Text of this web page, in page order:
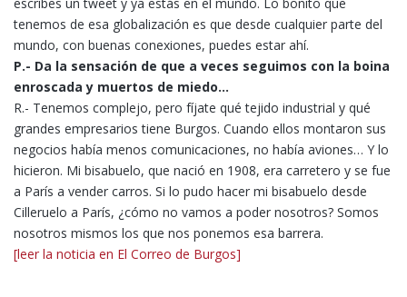
tenemos de esa globalización es que desde cualquier parte del
mundo, con buenas conexiones, puedes estar ahí.
P.- Da la sensación de que a veces seguimos con la boina
enroscada y muertos de miedo…
R.- Tenemos complejo, pero fíjate qué tejido industrial y qué
grandes empresarios tiene Burgos. Cuando ellos montaron sus
negocios había menos comunicaciones, no había aviones… Y lo
hicieron. Mi bisabuelo, que nació en 1908, era carretero y se fue
a París a vender carros. Si lo pudo hacer mi bisabuelo desde
Cilleruelo a París, ¿cómo no vamos a poder nosotros? Somos
nosotros mismos los que nos ponemos esa barrera.
[leer la noticia en El Correo de Burgos]